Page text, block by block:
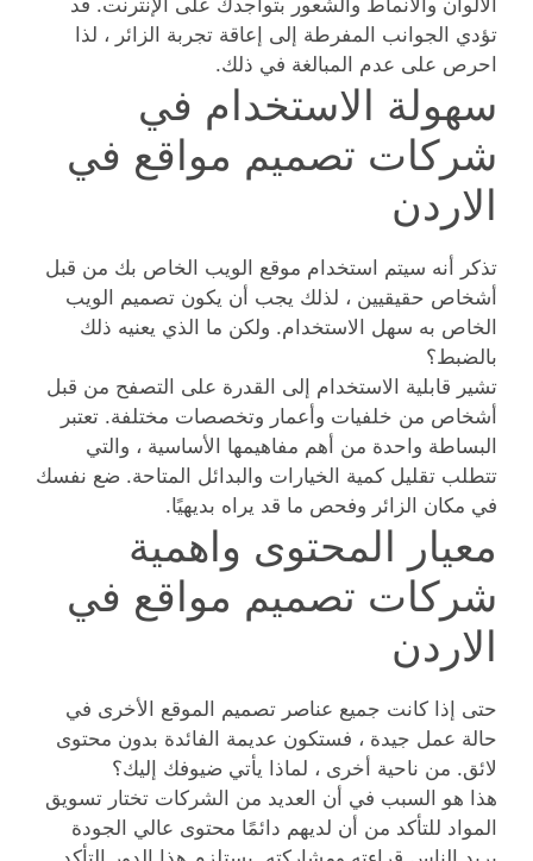
الألوان والأنماط والشعور بتواجدك على الإنترنت. قد
تؤدي الجوانب المفرطة إلى إعاقة تجربة الزائر ، لذا
احرص على عدم المبالغة في ذلك.
سهولة الاستخدام في
شركات تصميم مواقع في
الاردن
تذكر أنه سيتم استخدام موقع الويب الخاص بك من قبل
أشخاص حقيقيين ، لذلك يجب أن يكون تصميم الويب
الخاص به سهل الاستخدام. ولكن ما الذي يعنيه ذلك
بالضبط؟
تشير قابلية الاستخدام إلى القدرة على التصفح من قبل
أشخاص من خلفيات وأعمار وتخصصات مختلفة. تعتبر
البساطة واحدة من أهم مفاهيمها الأساسية ، والتي
تتطلب تقليل كمية الخيارات والبدائل المتاحة. ضع نفسك
في مكان الزائر وفحص ما قد يراه بديهيًا.
معيار المحتوى واهمية
شركات تصميم مواقع في
الاردن
حتى إذا كانت جميع عناصر تصميم الموقع الأخرى في
حالة عمل جيدة ، فستكون عديمة الفائدة بدون محتوى
لائق. من ناحية أخرى ، لماذا يأتي ضيوفك إليك؟
هذا هو السبب في أن العديد من الشركات تختار تسويق
المواد للتأكد من أن لديهم دائمًا محتوى عالي الجودة